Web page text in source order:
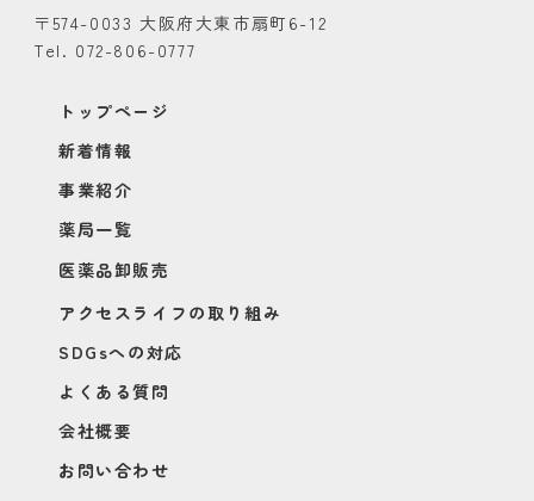
〒574-0033 大阪府大東市扇町6-12
Tel. 072-806-0777
トップページ
新着情報
事業紹介
薬局一覧
医薬品卸販売
アクセスライフの取り組み
SDGsへの対応
よくある質問
会社概要
お問い合わせ